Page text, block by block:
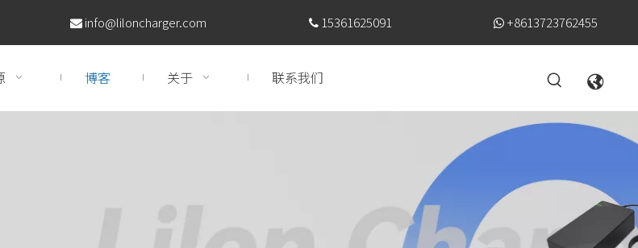
 info@liloncharger.com  15361625091 +8613723762455
博客 关于 联系我们